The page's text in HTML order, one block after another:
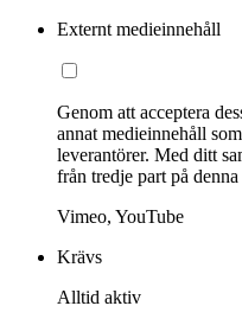
Externt medieinnehåll
Genom att acceptera
annat medieinnehåll
leverantörer. Med ditt
från tredje part på
Vimeo, YouTube
Krävs
Alltid aktiv